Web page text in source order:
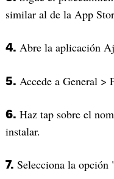
similar al de la App
4. Abre la aplicación
5. Accede a General >
6. Haz tap sobre el
instalar.
7. Selecciona la opción